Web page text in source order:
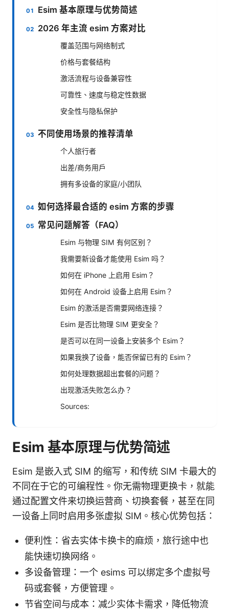
Esim 基本原理与优势简述
2026 年主流 esim 方案对比
覆盖范围与网络制式
价格与套餐结构
激活流程与设备兼容性
可靠性、速度与稳定性数据
安全性与隐私保护
不同使用场景的推荐清单
个人旅行者
出差/商务用户
拥有多设备的家庭/小团队
如何选择最合适的 esim 方案的步骤
常见问题解答（FAQ）
Esim 与物理 SIM 有何区别？
我需要新设备才能使用 Esim 吗？
如何在 iPhone 上启用 Esim？
如何在 Android 设备上启用 Esim？
Esim 的激活是否需要网络连接？
Esim 是否比物理 SIM 更安全？
是否可以在同一设备上安装多个 Esim？
如果我换了设备，能否保留已有的 Esim？
如何处理数据超出套餐的问题？
出现激活失败怎么办？
Sources:
Esim 基本原理与优势简述
Esim 是嵌入式 SIM 的缩写，和传统 SIM 卡最大的
不同在于它的可编程性。你无需物理更换卡，就能
通过配置文件来切换运营商、切换套餐，甚至在同
一设备上同时启用多张虚拟 SIM。核心优势包括：
便利性：省去实体卡换卡的麻烦，旅行途中也
能快速切换网络。
多设备管理：一个 esims 可以绑定多个虚拟号
码或套餐，方便管理。
节省空间与成本：减少实体卡需求，降低物流